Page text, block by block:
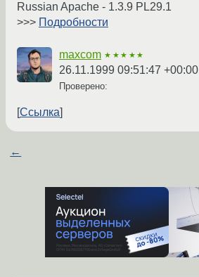
Russian Apache - 1.3.9 PL29.1
>>> Подробности
maxcom ★★★★★
26.11.1999 09:51:47 +00:00
Проверено:
Ссылка
←